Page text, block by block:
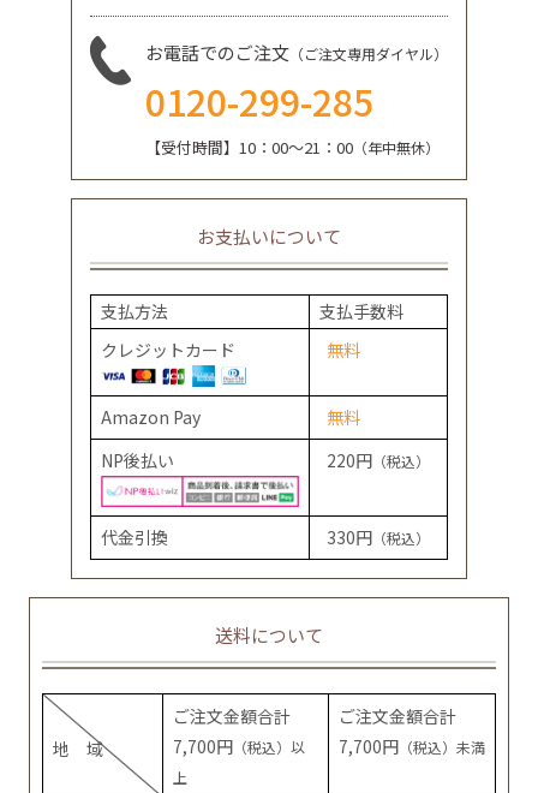
お電話でのご注文 （ご注文専用ダイヤル）
0120-299-285
【受付時間】10：00～21：00 （年中無休）
お支払いについて
支払方法
支払手数料
クレジットカード
無料
Amazon Pay
無料
NP後払い
220円 （税込）
代金引換 330円 （税込）
送料について
地 域
ご注文金額合計
7,700円 （税込）以
上
ご注文金額合計
7,700円 （税込）未満